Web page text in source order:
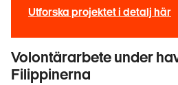
Utforska projektet i detalj här
Volontärarbete under
Filippinerna